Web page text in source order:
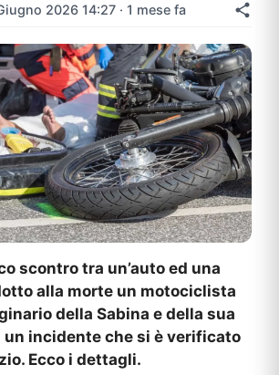
2026 14:27 · 1 mese fa
scontro tra un’auto ed una
alla morte un motociclista
della Sabina e della sua
un incidente che si è verificato
Ecco i dettagli.